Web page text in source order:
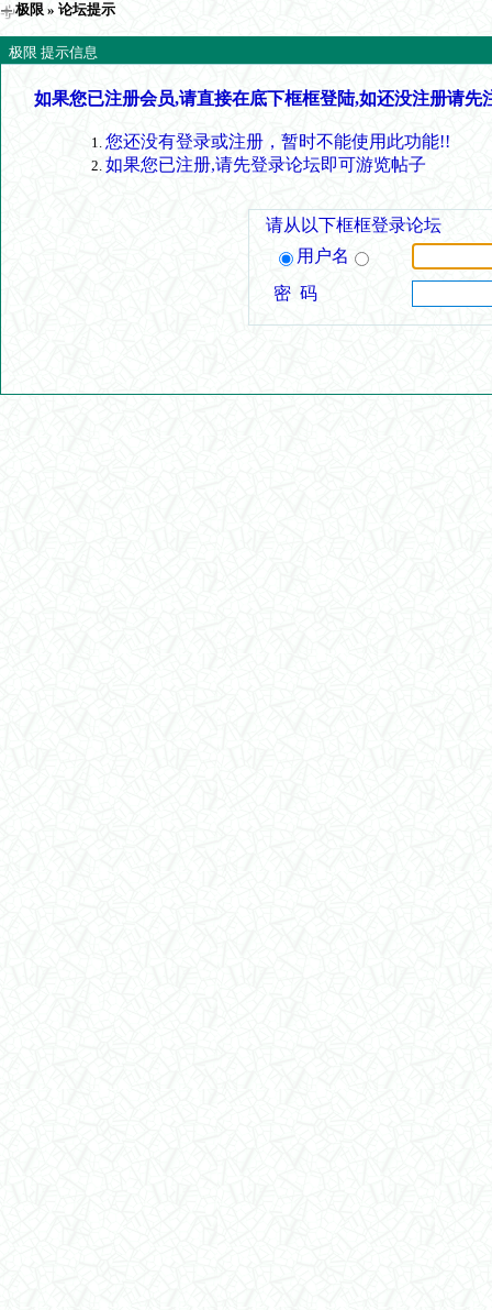
极限 » 论坛提示
极限 提示信息
如果您已注册会员,请直接在底下框框登陆,如还没注册请先
您还没有登录或注册，暂时不能使用此功能!!
如果您已注册,请先登录论坛即可游览帖子
请从以下框框登录论坛
用户名
密 码